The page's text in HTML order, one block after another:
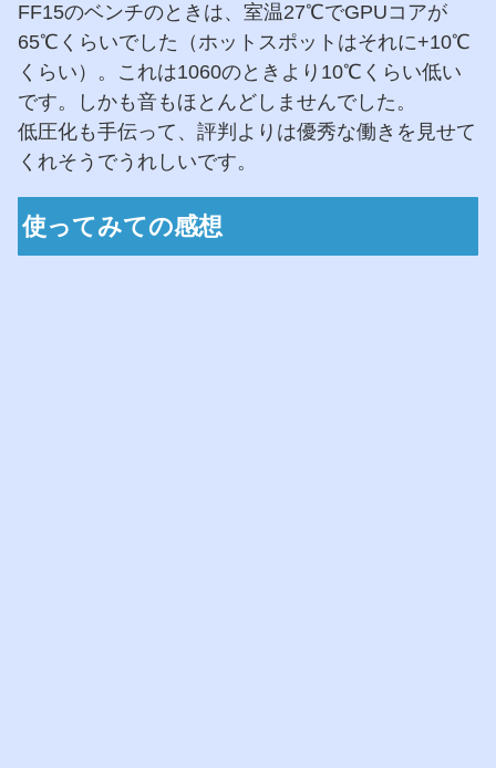
FF15のベンチのときは、室温27℃でGPUコアが
65℃くらいでした（ホットスポットはそれに+10℃
くらい）。これは1060のときより10℃くらい低い
です。しかも音もほとんどしませんでした。
低圧化も手伝って、評判よりは優秀な働きを見せて
くれそうでうれしいです。
使ってみての感想